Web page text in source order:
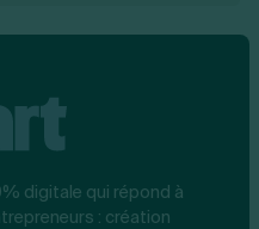
digitale qui répond à
: création